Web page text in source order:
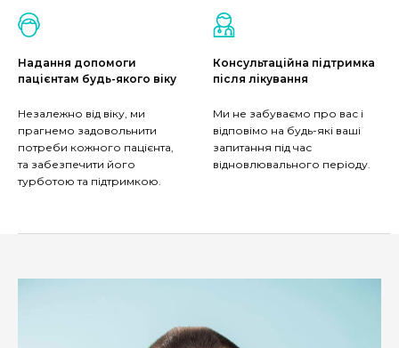
Надання допомоги
пацієнтам будь-якого віку
Незалежно від віку, ми
прагнемо задовольнити
потреби кожного пацієнта,
та забезпечити його
турботою та підтримкою.
Консультаційна підтримка
після лікування
Ми не забуваємо про вас і
відповімо на будь-які ваші
запитання під час
відновлювального періоду.